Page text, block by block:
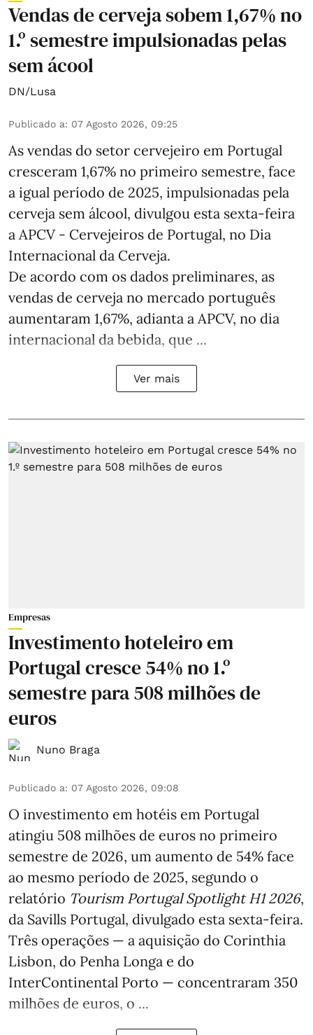
Vendas de cerveja sobem 1,67% no
1.º semestre impulsionadas pelas
sem ácool
DN/Lusa
Publicado a: 07 Agosto 2026, 09:25
As vendas do setor cervejeiro em Portugal
cresceram 1,67% no primeiro semestre, face
a igual período de 2025, impulsionadas pela
cerveja sem álcool, divulgou esta sexta-feira
a APCV - Cervejeiros de Portugal, no Dia
Internacional da Cerveja.
De acordo com os dados preliminares, as
vendas de cerveja no mercado português
aumentaram 1,67%, adianta a APCV, no dia
internacional da bebida, que ...
Ver mais
Empresas
Investimento hoteleiro em
Portugal cresce 54% no 1.º
semestre para 508 milhões de
euros
Nuno Braga
Publicado a: 07 Agosto 2026, 09:08
O investimento em hotéis em Portugal
atingiu 508 milhões de euros no primeiro
semestre de 2026, um aumento de 54% face
ao mesmo período de 2025, segundo o
relatório Tourism Portugal Spotlight H1 2026,
da Savills Portugal, divulgado esta sexta-feira.
Três operações — a aquisição do Corinthia
Lisbon, do Penha Longa e do
InterContinental Porto — concentraram 350
milhões de euros, o ...